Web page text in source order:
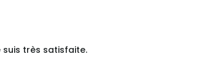
très satisfaite.